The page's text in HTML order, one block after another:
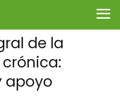
de la
apoyo